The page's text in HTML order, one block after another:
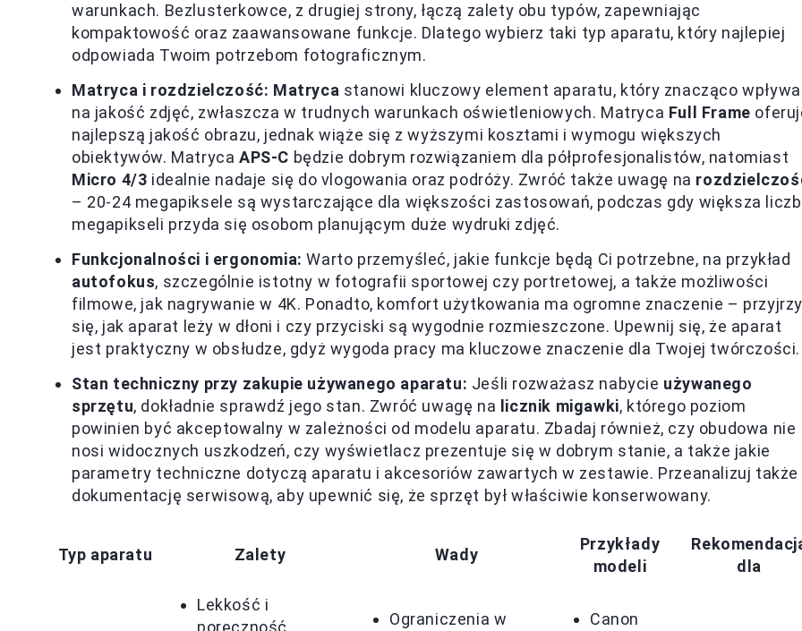
warunkach. Bezlusterkowce, z drugiej strony, łączą zalety obu typów, zapewniając
kompaktowość oraz zaawansowane funkcje. Dlatego wybierz taki typ aparatu, który najlepiej
odpowiada Twoim potrzebom fotograficznym.
Matryca i rozdzielczość: Matryca stanowi kluczowy element aparatu, który znacząco wpływa
na jakość zdjęć, zwłaszcza w trudnych warunkach oświetleniowych. Matryca Full Frame
najlepszą jakość obrazu, jednak wiąże się z wyższymi kosztami i wymogu większych
obiektywów. MatrycaAPS-C będzie dobrym rozwiązaniem dla półprofesjonalistów, natomiast
Micro 4/3 idealnie nadaje się do vlogowania oraz podróży. Zwróć także uwagę na
– 20-24 megapiksele są wystarczające dla większości zastosowań, podczas gdy większa
megapikseli przyda się osobom planującym duże wydruki zdjęć.
Funkcjonalności i ergonomia: Warto przemyśleć, jakie funkcje będą Ci potrzebne, na przykład
autofokus, szczególnie istotny w fotografii sportowej czy portretowej, a także możliwości
filmowe, jak nagrywanie w 4K. Ponadto, komfort użytkowania ma ogromne znaczenie –
się, jak aparat leży w dłoni i czy przyciski są wygodnie rozmieszczone. Upewnij się, że aparat
jest praktyczny w obsłudze, gdyż wygoda pracy ma kluczowe znaczenie dla Twojej twórczości.
Stan techniczny przy zakupie używanego aparatu: Jeśli rozważasz nabycie używanego
sprzętu, dokładnie sprawdź jego stan. Zwróć uwagę na licznik migawki, którego poziom
powinien być akceptowalny w zależności od modelu aparatu. Zbadaj również, czy obudowa nie
nosi widocznych uszkodzeń, czy wyświetlacz prezentuje się w dobrym stanie, a także jakie
parametry techniczne dotyczą aparatu i akcesoriów zawartych w zestawie. Przeanalizuj także
dokumentację serwisową, aby upewnić się, że sprzęt był właściwie konserwowany.
Typ aparatu Zalety Wady
Przykłady
modeli
dla
Lekkość i
poręczność
Ograniczenia w Canon